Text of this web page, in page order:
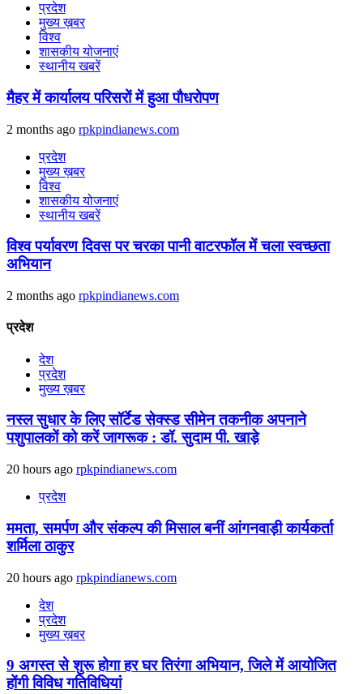
प्रदेश
मुख्य ख़बर
विश्व
शासकीय योजनाएं
स्थानीय खबरें
मैहर में कार्यालय परिसरों में हुआ पौधरोपण
2 months ago rpkpindianews.com
प्रदेश
मुख्य ख़बर
विश्व
शासकीय योजनाएं
स्थानीय खबरें
विश्व पर्यावरण दिवस पर चरका पानी वाटरफॉल में चला स्वच्छता
अभियान
2 months ago rpkpindianews.com
प्रदेश
देश
प्रदेश
मुख्य ख़बर
नस्ल सुधार के लिए सॉर्टेड सेक्स्ड सीमेन तकनीक अपनाने
पशुपालकों को करें जागरूक : डॉ. सुदाम पी. खाड़े
20 hours ago rpkpindianews.com
प्रदेश
ममता, समर्पण और संकल्प की मिसाल बनीं आंगनवाड़ी कार्यकर्ता
शर्मिला ठाकुर
20 hours ago rpkpindianews.com
देश
प्रदेश
मुख्य ख़बर
9 अगस्‍त से शुरू होगा हर घर तिरंगा अभियान, जिले में आयोजित
होंगी विविध गतिविधियां